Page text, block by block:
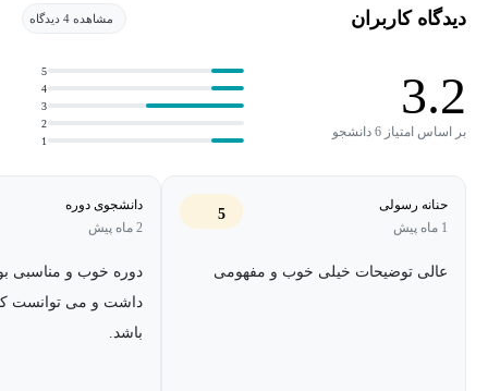
نیاز دیگری برای آنالیز پرایمر آشنا می‌شوید.
دیدگاه کاربران مشاهده 4 دیدگاه
3.2
بر اساس امتیاز 6 دانشجو
1
2
3
4
5
حنانه رسولی
1 ماه پیش
5
عالی توضیحات خیلی خوب و مفهومی
دانشجوی دوره
2 ماه پیش
دوره خوب و مناسبی
داشت و می توانست
باشد.